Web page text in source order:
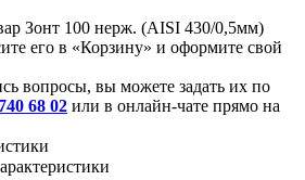
Зонт 100 нерж. (AISI 430/0,5мм)
его в «Корзину» и оформите свой
вопросы, вы можете задать их по
68 02 или в онлайн-чате прямо на